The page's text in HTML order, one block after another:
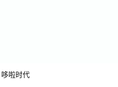
哆啦时代